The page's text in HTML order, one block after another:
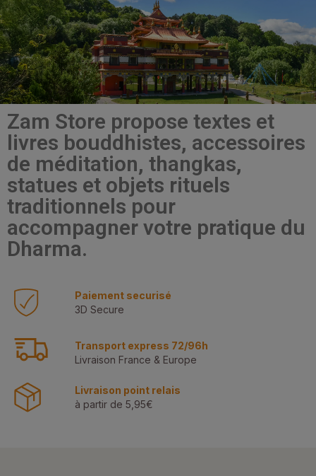
Zam Store propose textes et
livres bouddhistes, accessoires
de méditation, thangkas,
statues et objets rituels
traditionnels pour
accompagner votre pratique du
Dharma.
Paiement securisé
3D Secure
Transport express 72/96h
Livraison France & Europe
Livraison point relais
à partir de 5,95€